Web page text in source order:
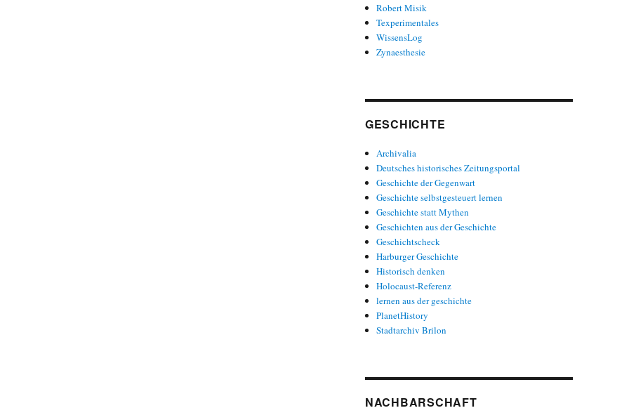
Robert Misik
Texperimentales
WissensLog
Zynaesthesie
GESCHICHTE
Archivalia
Deutsches historisches Zeitungsportal
Geschichte der Gegenwart
Geschichte selbstgesteuert lernen
Geschichte statt Mythen
Geschichten aus der Geschichte
Geschichtscheck
Harburger Geschichte
Historisch denken
Holocaust-Referenz
lernen aus der geschichte
PlanetHistory
Stadtarchiv Brilon
NACHBARSCHAFT